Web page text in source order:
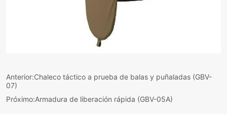
Anterior:Chaleco táctico a prueba de balas y puñaladas (GBV-
07)
Próximo:Armadura de liberación rápida (GBV-05A)